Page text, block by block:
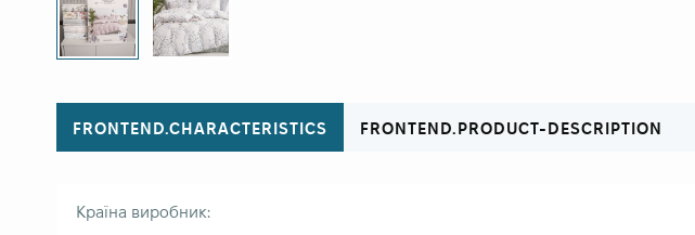
FRONTEND.CHARACTERISTICS FRONTEND.PRODUCT-DESCRIPTION
Країна виробник: